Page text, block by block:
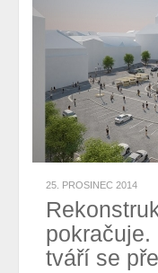
25. PROSINEC 2014
tváří se